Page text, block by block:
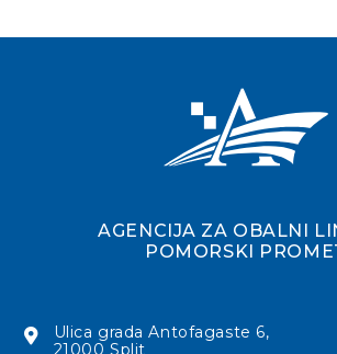
AGENCIJA ZA OBALNI
POMORSKI
Ulica grada Antofagaste 6,
21000 Split